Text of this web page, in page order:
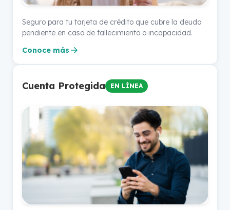
Seguro para tu tarjeta de crédito que cubre la deuda
pendiente en caso de fallecimiento o incapacidad.
Conoce más
Cuenta Protegida EN LÍNEA